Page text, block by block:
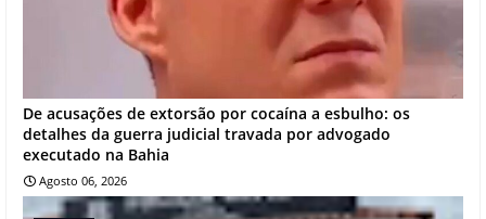
De acusações de extorsão por cocaína a esbulho: os
detalhes da guerra judicial travada por advogado
executado na Bahia
Agosto 06, 2026